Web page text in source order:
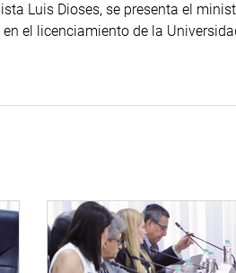
Luis Dioses, se presenta el
el licenciamiento de la